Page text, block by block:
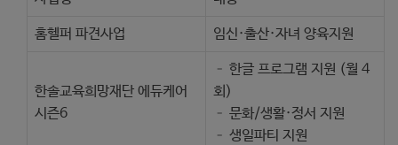
홈헬퍼 파견사업 임신·출산·자녀 양육지원
한솔교육희망재단 에듀케어
시즌6
– 한글 프로그램 지원 (월 4
회)
– 문화/생활·정서 지원
– 생일파티 지원